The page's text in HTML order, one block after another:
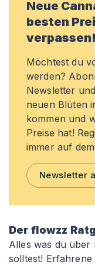
Neue
besten
verpassen!
Möchtest du
werden?
Newsletter
neuen Blüten
kommen und
Preise hat!
immer auf
Newsletter
Der flowzz
Alles was du über
solltest!